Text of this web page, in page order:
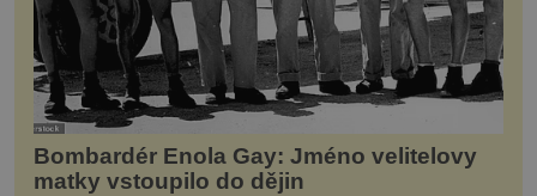
Bombardér Enola Gay: Jméno velitelovy
matky vstoupilo do dějin